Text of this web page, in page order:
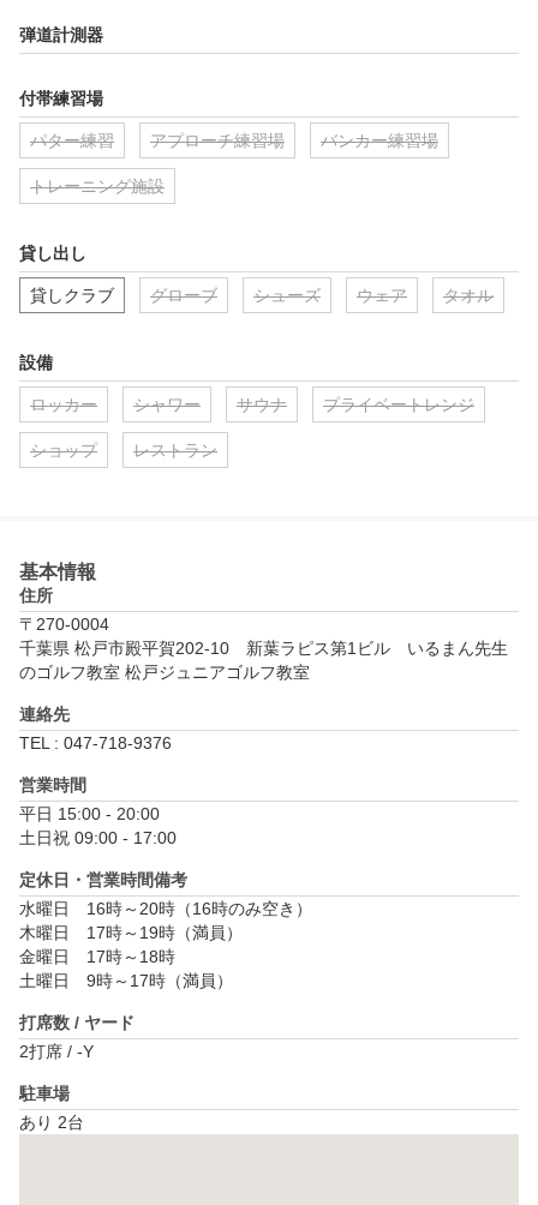
弾道計測器
付帯練習場
パター練習 アプローチ練習場 バンカー練習場
トレーニング施設
貸し出し
貸しクラブ グローブ シューズ ウェア タオル
設備
ロッカー シャワー サウナ プライベートレンジ
ショップ レストラン
基本情報
住所
〒270-0004
千葉県 松戸市殿平賀202-10　新葉ラピス第1ビル　いるまん先生
のゴルフ教室 松戸ジュニアゴルフ教室
連絡先
TEL : 047-718-9376
営業時間
平日 15:00 - 20:00
土日祝 09:00 - 17:00
定休日・営業時間備考
水曜日　16時～20時（16時のみ空き）
木曜日　17時～19時（満員）
金曜日　17時～18時
土曜日　9時～17時（満員）
打席数 / ヤード
2打席 / -Y
駐車場
あり 2台